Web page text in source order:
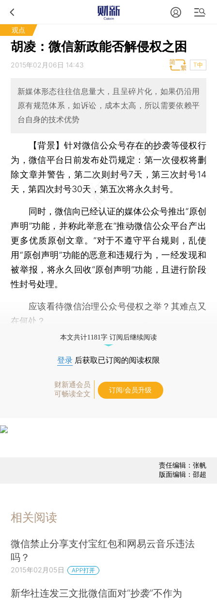
观点
胡凌：微信新政能否解侵权之困
2015年02月06日 14:43 T中
新媒体形态往往信息量大，且呈碎片化，如果仍沿用
原有规范体系，如诉讼，成本太高，所以需要依赖平
台自身的技术优势
【背景】针对微信公众号存在的抄袭等侵权行
为，微信平台日前发布处罚规定：第一次侵权将删
除文章并警告，第二次则封号7天，第三次封号14
天，第四次封号30天，第五次将永久封号。
同时，微信向已经认证的媒体公众号推出“原创
声明”功能，并称此举意在“推动微信公众平台产出
更多优质原创文章。”对于不遵守平台规则，乱使
用“原创声明”功能的恶意和违规行为，一经发现和
被举报，将永久回收“原创声明”功能，且进行阶段
性封号处理。
应该看待微信治理公众号侵权之举？其难点又
在何处？
本文共计1181字 订阅后继续阅读
登录 后获取已订阅的阅读权限
财新通会员
可畅读全文
订阅/会员升级
责任编辑：张帆
版面编辑：邵超
相关阅读
微信禁止分享支付宝红包和网易云音乐违法
吗？
2015年02月05日 APP打开
新华社连发三文批微信面对“抄袭”不作为